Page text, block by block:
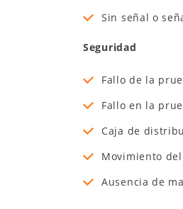
Sin señal o
Seguridad
Fallo de la
Fallo en la
Caja de
Movimiento
Ausencia de